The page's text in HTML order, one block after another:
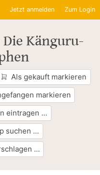
Jetzt anmelden Zum Login
Die Känguru-
Als gekauft markieren
markieren
eintragen …
suchen …
…